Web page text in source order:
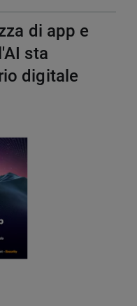
di app e
sta
digitale